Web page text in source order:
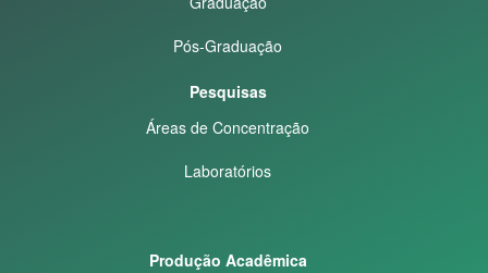
Pós-Graduação
Pesquisas
Áreas de Concentração
Laboratórios
Produção Acadêmica